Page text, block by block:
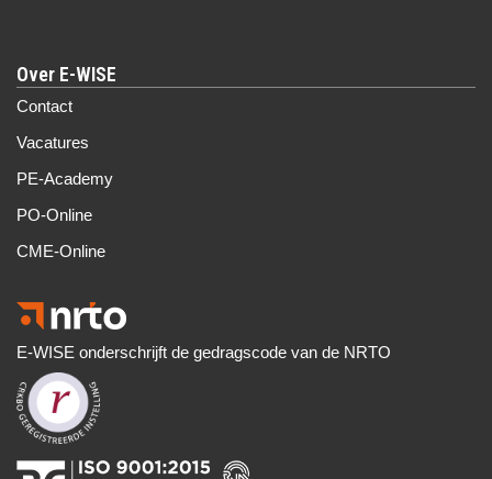
Over E-WISE
Contact
Vacatures
PE-Academy
PO-Online
CME-Online
E-WISE onderschrijft de gedragscode van de NRTO